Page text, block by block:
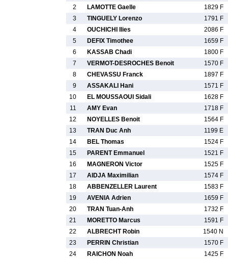
2
LAMOTTE Gaelle
1829 F
3
TINGUELY Lorenzo
1791 F
4
OUCHICHI Ilies
2086 F
5
DEFIX Timothee
1659 F
6
KASSAB Chadi
1800 F
7
VERMOT-DESROCHES Benoit
1570 F
8
CHEVASSU Franck
1897 F
9
ASSAKALI Hani
1571 F
10
EL MOUSSAOUI Sidali
1628 F
11
AMY Evan
1718 F
12
NOYELLES Benoit
1564 F
13
TRAN Duc Anh
1199 E
14
BEL Thomas 1524 F
15
PARENT Emmanuel
1521 F
16
MAGNERON Victor
1525 F
17
AIDJA Maximilian
1574 F
18
ABBENZELLER Laurent
1583 F
19
AVENIA Adrien
1659 F
20
TRAN Tuan-Anh
1732 F
21
MORETTO Marcus
1591 F
22
ALBRECHT Robin
1540 N
23
PERRIN Christian
1570 F
24
RAICHON Noah
1425 F